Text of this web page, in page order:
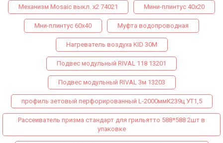
Механизм Mosaic выкл. х2 74021 Мини-плинтус 40х20
Мни-плинтус 60х40 Муфта водопроводная
Нагреватель воздуха KID 30M
Подвес модульный RIVAL 118 13201
Подвес модульный RIVAL 3м 13203
профиль зетовый перфорированный L-2000ммК239ц УТ1,5
Рассеиватель призма стандарт для грильятто 588*588 2шт в
упаковке